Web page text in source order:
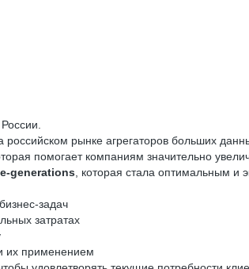
рынке агрегаторов больших
помогает компаниям значительно
generations , которая стала оптимальным
задач
затратах
их применением